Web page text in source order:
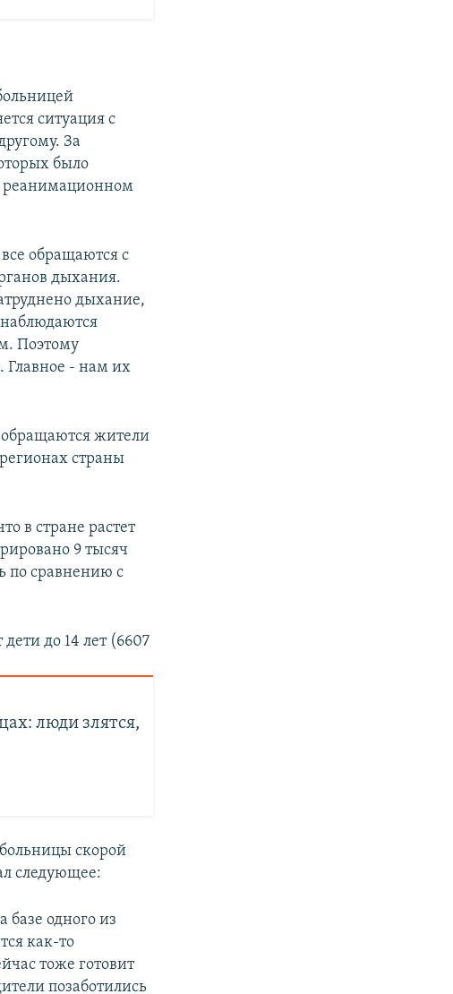
ситуация с
За
было
реанимационном
обращаются с
дыхания.
дыхание,
Поэтому
Главное - нам их
обращаются жители
страны
в стране растет
9 тысяч
по сравнению с
до 14 лет (6607
люди злятся,
скорой
следующее:
базе одного из
как-то
тоже готовит
позаботились